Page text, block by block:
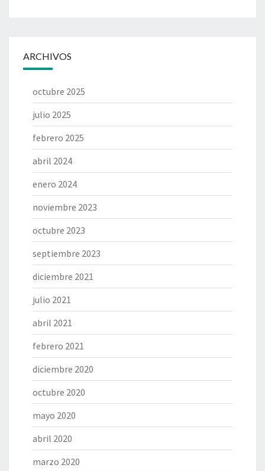
ARCHIVOS
octubre 2025
julio 2025
febrero 2025
abril 2024
enero 2024
noviembre 2023
octubre 2023
septiembre 2023
diciembre 2021
julio 2021
abril 2021
febrero 2021
diciembre 2020
octubre 2020
mayo 2020
abril 2020
marzo 2020